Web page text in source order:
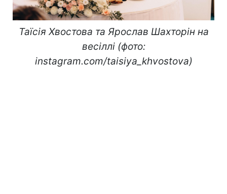
Таїсія Хвостова та Ярослав Шахторін на
весіллі (фото:
instagram.com/taisiya_khvostova)